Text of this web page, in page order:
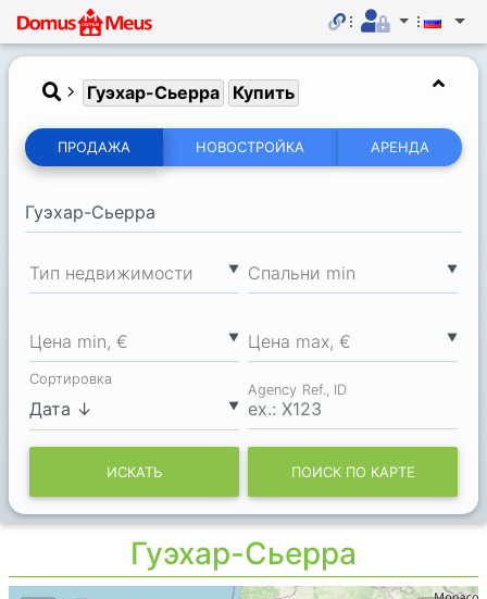
Гуэхар-Сьерра Купить
ПРОДАЖА НОВОСТРОЙКА АРЕНДА
▼
Тип недвижимости ▼
Спальни min
▼
Цена min, € ▼
Цена max, €
▼
Сортировка
Agency Ref., ID
ИСКАТЬ ПОИСК ПО КАРТЕ
Гуэхар-Сьерра